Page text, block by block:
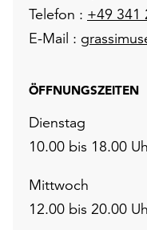
Telefon : +49 341
E-Mail :
ÖFFNUNGSZEITEN
Dienstag
10.00 bis 18.00
Mittwoch
12.00 bis 20.00